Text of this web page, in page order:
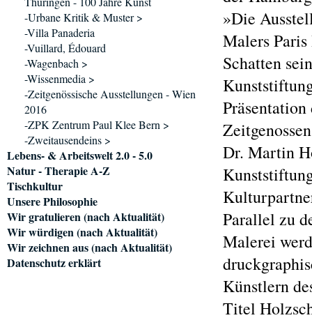
»Die
Malers Paris
Schatten
Dr. Martin
Parallel zu
Malerei
Künstlern
Titel
-Urbane Kritik & Muster >
-Villa Panaderia
-Vuillard, Édouard
-Wagenbach >
-Wissenmedia >
-Zeitgenössische Ausstellungen - Wien
2016
-ZPK Zentrum Paul Klee Bern >
-Zweitausendeins >
Lebens- & Arbeitswelt 2.0 - 5.0
Natur - Therapie A-Z
Tischkultur
Unsere Philosophie
Wir gratulieren (nach Aktualität)
Wir würdigen (nach Aktualität)
Wir zeichnen aus (nach Aktualität)
Datenschutz erklärt